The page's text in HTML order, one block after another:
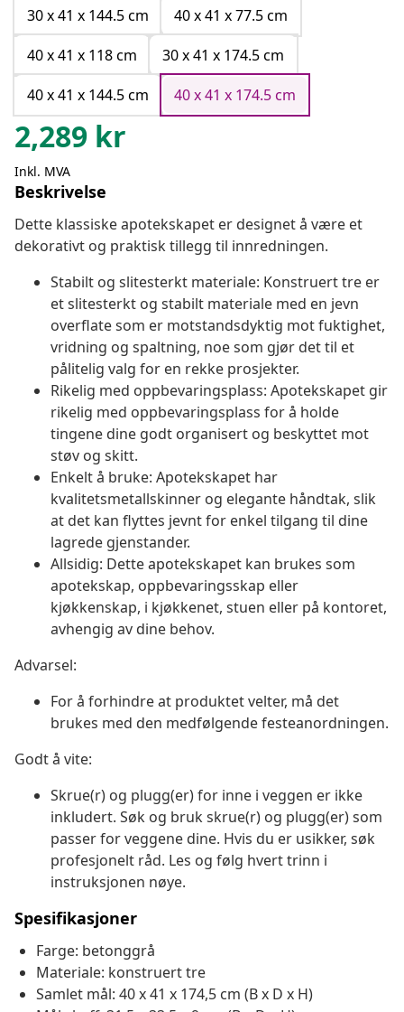
30 x 41 x 144.5 cm
40 x 41 x 77.5 cm
40 x 41 x 118 cm
30 x 41 x 174.5 cm
40 x 41 x 144.5 cm
40 x 41 x 174.5 cm
2,289 kr
Inkl. MVA
Beskrivelse
Dette klassiske apotekskapet er designet å være et
dekorativt og praktisk tillegg til innredningen.
Stabilt og slitesterkt materiale: Konstruert tre er
et slitesterkt og stabilt materiale med en jevn
overflate som er motstandsdyktig mot fuktighet,
vridning og spaltning, noe som gjør det til et
pålitelig valg for en rekke prosjekter.
Rikelig med oppbevaringsplass: Apotekskapet gir
rikelig med oppbevaringsplass for å holde
tingene dine godt organisert og beskyttet mot
støv og skitt.
Enkelt å bruke: Apotekskapet har
kvalitetsmetallskinner og elegante håndtak, slik
at det kan flyttes jevnt for enkel tilgang til dine
lagrede gjenstander.
Allsidig: Dette apotekskapet kan brukes som
apotekskap, oppbevaringsskap eller
kjøkkenskap, i kjøkkenet, stuen eller på kontoret,
avhengig av dine behov.
Advarsel:
For å forhindre at produktet velter, må det
brukes med den medfølgende festeanordningen.
Godt å vite:
Skrue(r) og plugg(er) for inne i veggen er ikke
inkludert. Søk og bruk skrue(r) og plugg(er) som
passer for veggene dine. Hvis du er usikker, søk
profesjonelt råd. Les og følg hvert trinn i
instruksjonen nøye.
Spesifikasjoner
Farge: betonggrå
Materiale: konstruert tre
Samlet mål: 40 x 41 x 174,5 cm (B x D x H)